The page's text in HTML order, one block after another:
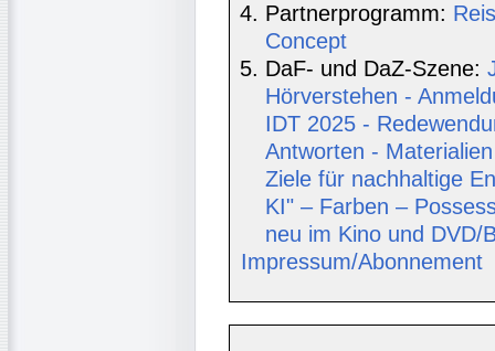
Partnerprogramm:
Concept
DaF- und DaZ-Szene:
Hörverstehen -
IDT 2025 -
Antworten -
Ziele für nachhaltige
KI" – Farben –
neu im Kino und DVD/
Impressum/Abonnement